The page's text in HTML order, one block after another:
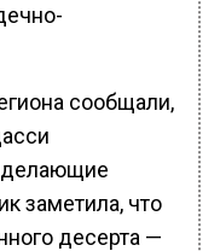
сообщали,
делающие
заметила, что
десерта —